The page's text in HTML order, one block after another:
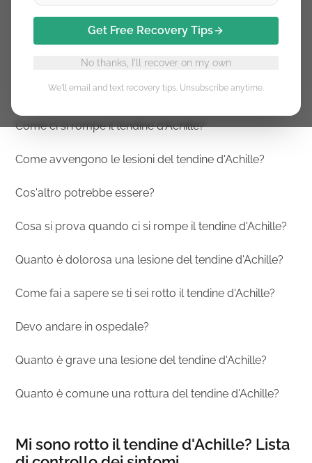
Get Free Recovery Tips
No thanks, I'll recover on my own
We'll email and text recovery tips. Unsubscribe anytime.
Mi sono rotto il tendine d'Achille? Lista di controllo dei
Cosa succede quando ti rompi il tendine d'Achille?
Come capire se il tendine d'Achille sta per rompersi?
Come ci si rompe il tendine d'Achille?
Come avvengono le lesioni del tendine d'Achille?
Cos'altro potrebbe essere?
Cosa si prova quando ci si rompe il tendine d'Achille?
Quanto è dolorosa una lesione del tendine d'Achille?
Come fai a sapere se ti sei rotto il tendine d'Achille?
Devo andare in ospedale?
Quanto è grave una lesione del tendine d'Achille?
Quanto è comune una rottura del tendine d'Achille?
Mi sono rotto il tendine d'Achille? Lista